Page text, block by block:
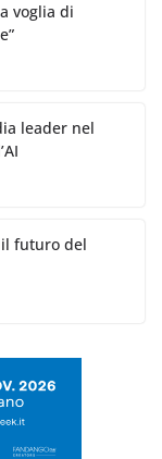
voglia di
leader nel
futuro del